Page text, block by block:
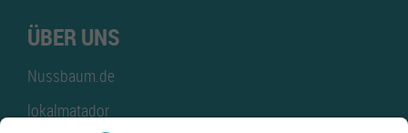
ÜBER UNS
Nussbaum.de
lokalmatador